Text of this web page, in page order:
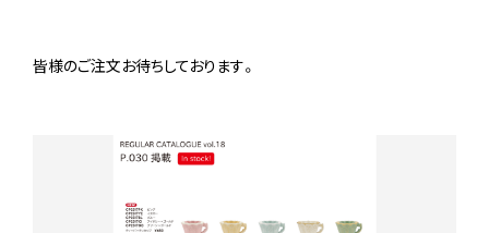
皆様のご注文お待ちしております。